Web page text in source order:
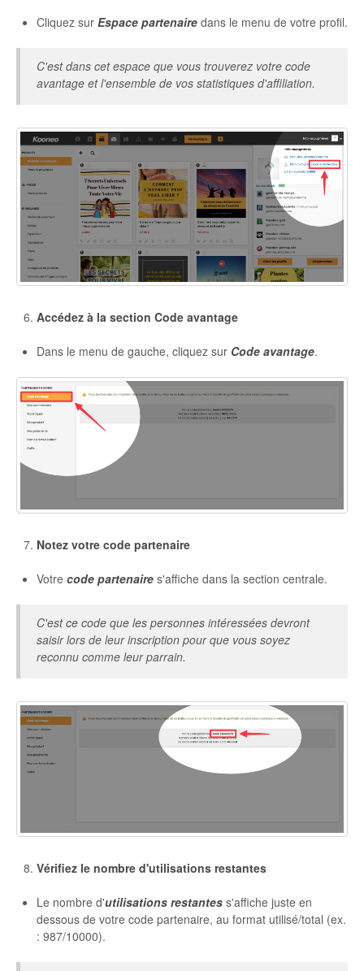
Cliquez sur Espace partenaire dans le menu de votre profil.
C'est dans cet espace que vous trouverez votre code
avantage et l'ensemble de vos statistiques d'affiliation.
Accédez à la section Code avantage
Dans le menu de gauche, cliquez sur Code avantage.
Notez votre code partenaire
Votre code partenaire s'affiche dans la section centrale.
C'est ce code que les personnes intéressées devront
saisir lors de leur inscription pour que vous soyez
reconnu comme leur parrain.
Vérifiez le nombre d'utilisations restantes
Le nombre d'utilisations restantes s'affiche juste en
dessous de votre code partenaire, au format utilisé/total (ex.
: 987/10000).